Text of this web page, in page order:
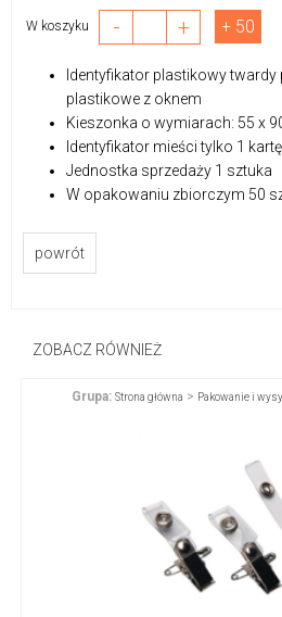
W koszyku - + + 50
Identyfikator plastikowy
plastikowe z oknem
Kieszonka o wymiarach: 55 x
Identyfikator mieści tylko 1 kartę
Jednostka sprzedaży 1 sztuka
W opakowaniu zbiorczym 50
powrót
ZOBACZ RÓWNIEŻ
Grupa: Strona główna > Pakowanie i